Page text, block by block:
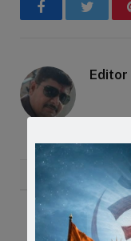
FacebookTwitter
Editor
RELATED POSTS